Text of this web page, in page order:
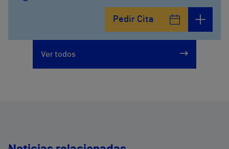
Pedir Cita
Ver todos